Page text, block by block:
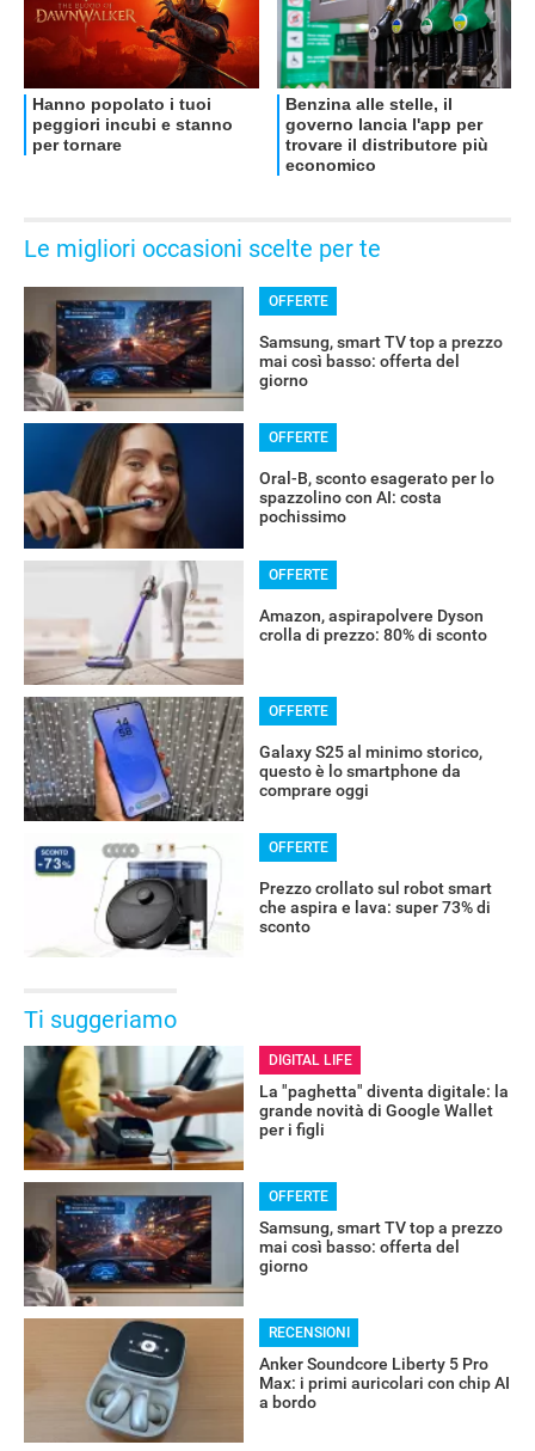
Le migliori occasioni scelte per te
OFFERTE
Samsung, smart TV top a prezzo
mai così basso: offerta del
giorno
OFFERTE
Oral-B, sconto esagerato per lo
spazzolino con AI: costa
pochissimo
OFFERTE
Amazon, aspirapolvere Dyson
crolla di prezzo: 80% di sconto
OFFERTE
Galaxy S25 al minimo storico,
questo è lo smartphone da
comprare oggi
OFFERTE
Prezzo crollato sul robot smart
che aspira e lava: super 73% di
sconto
Ti suggeriamo
DIGITAL LIFE
La "paghetta" diventa digitale: la
grande novità di Google Wallet
per i figli
OFFERTE
Samsung, smart TV top a prezzo
mai così basso: offerta del
giorno
RECENSIONI
Anker Soundcore Liberty 5 Pro
Max: i primi auricolari con chip AI
a bordo